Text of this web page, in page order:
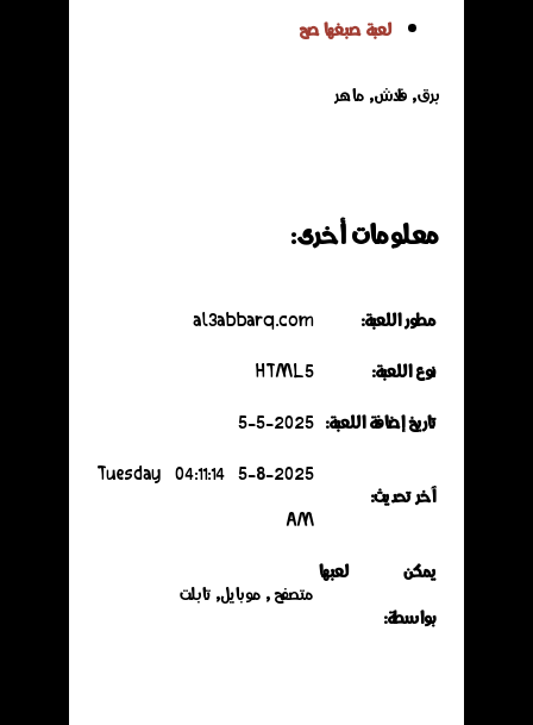
لعبة صبغها صح
برق, فلاش, ماهر
معلومات أخرى:
مطور اللعبة:
al3abbarq.com
نوع اللعبة:
HTML5
تاريخ إضافة اللعبة: 5-5-2025
آخر تحديث:
5-8-2025 Tuesday 04:11:14
AM
يمكن لعبها
بواسطة:
متصفح , موبايل, تابلت